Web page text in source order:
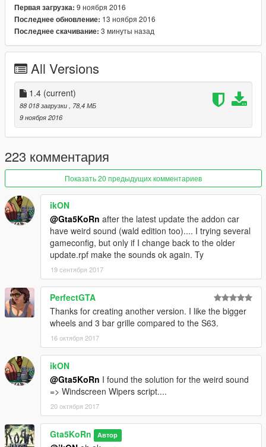
Version 1.1
- Correct S65 style radiator
Version 1.0
- HQ Exterior / Interior
- 3D Engine
- Badges / engine-interior-window stickers
- Vibrating engine
Windscreen wipers script support
- Interior ambient light (you can turn it on & off with headlights)
- 3 extras: front license plate, spoiler, money case in the trunk
● Paint 1: body
● Paint 2: roof
● Paint 4: Hubs (only via trainer)
● Paint 6: Interior (only via trainer in benny mod shop)
● Paint 7: Ambient light (only via trainer in benny mod shop)
- Working steeringwheel
- Working dials (different on replace and add-on version)
- GTA 5 license plates (Front plate as extra)
- Breakable windows (with dirt and cracks on it)
- Full body dirt
- Burn area
- Working lights
- Bullet impact
- Hands on steeringwheel
- Correct car proportions
- HQ Panorama mirror reflections
- Correct door handle & opening
- Correct window tint (no tint on lights & windscreen)
- Correct seat positions for 4 peds
- Correct exhaust smoke position
- Correct neon lights position
- Correct platelight position
---------------------------------------
Первая загрузка: 9 ноября 2016
Последнее обновление: 13 ноября 2016
Последнее скачивание: 3 минуты назад
All Versions
1.4 (current)
88 018 загрузки, 78,4 МБ
9 ноября 2016
223 комментария
Показать 20 предыдущих комментариев
ikON
@Gta5KoRn after the latest update the addon car
have weird sound (wald edition too).... I trying several
gameconfig, but only if I change back to the older
update.rpf make the sounds ok again. Ty
19 сентября 2017
PerfectGTA
Thanks for creating another version. I like the bigger
wheels and 3 bar grille compared to the S63.
16 октября 2017
ikON
@Gta5KoRn I found the solution for the weird sound
=> Windscreen Wipers script....
20 октября 2017
Gta5KoRn Автор